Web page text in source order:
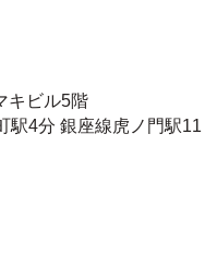
キビル5階
駅4分 銀座線虎ノ門駅11